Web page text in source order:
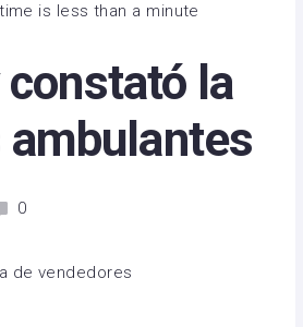
is less than a minute
la
0